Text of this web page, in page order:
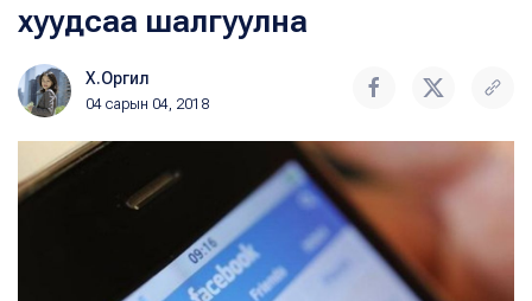
хуудсаа шалгуулна
Х.Оргил
04 сарын 04, 2018